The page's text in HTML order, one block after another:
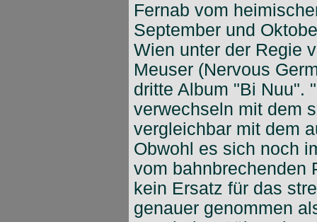
Fernab vom
September und
Wien unter der Regie
Meuser (Nervous
dritte Album "Bi Nuu".
verwechseln mit dem
vergleichbar mit dem
Obwohl es sich noch
vom bahnbrechenden
kein Ersatz für das
genauer genommen